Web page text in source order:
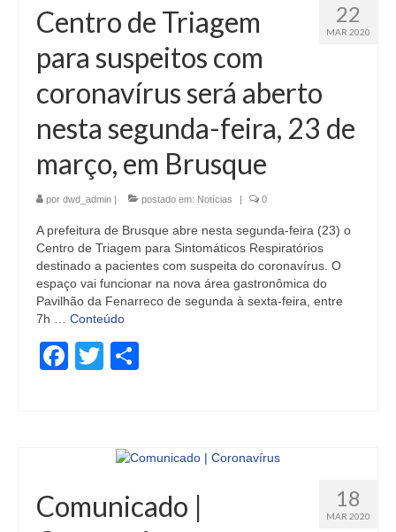
22
MAR 2020
Centro de Triagem
para suspeitos com
coronavírus será aberto
nesta segunda-feira, 23 de
março, em Brusque
por dwd_admin | postado em: Notícias | 0
A prefeitura de Brusque abre nesta segunda-feira (23) o
Centro de Triagem para Sintomáticos Respiratórios
destinado a pacientes com suspeita do coronavírus. O
espaço vai funcionar na nova área gastronômica do
Pavilhão da Fenarreco de segunda à sexta-feira, entre
7h … Conteúdo
Facebook
Twitter
18
MAR 2020
Comunicado |